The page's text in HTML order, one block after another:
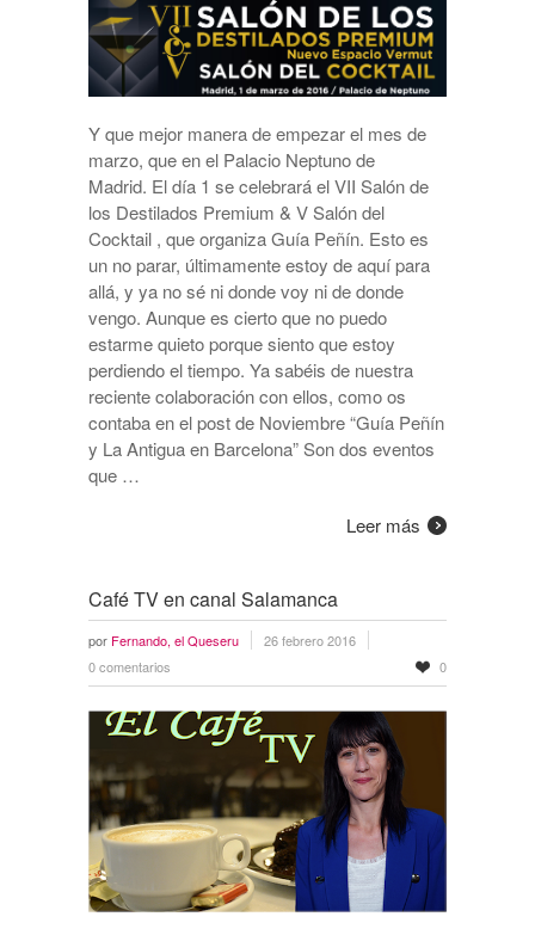
Y que mejor manera de empezar el mes de
marzo, que en el Palacio Neptuno de
Madrid. El día 1 se celebrará el VII Salón de
los Destilados Premium & V Salón del
Cocktail , que organiza Guía Peñín. Esto es
un no parar, últimamente estoy de aquí para
allá, y ya no sé ni donde voy ni de donde
vengo. Aunque es cierto que no puedo
estarme quieto porque siento que estoy
perdiendo el tiempo. Ya sabéis de nuestra
reciente colaboración con ellos, como os
contaba en el post de Noviembre “Guía Peñín
y La Antigua en Barcelona” Son dos eventos
que …
Leer más
Café TV en canal Salamanca
por Fernando, el Queseru
26 febrero 2016
0 comentarios
0